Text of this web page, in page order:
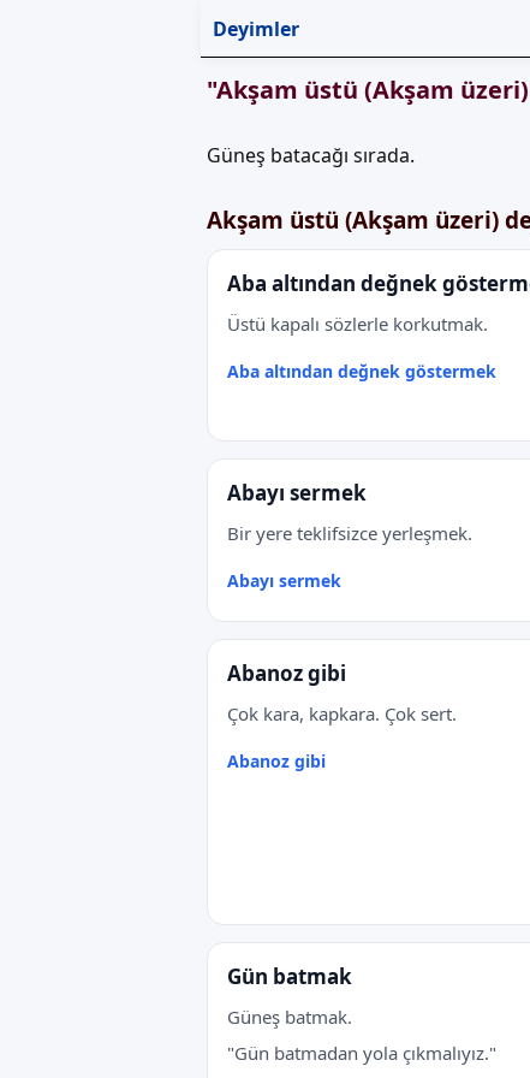
Deyimler
"Akşam üstü (Akşam
Güneş batacağı sırada.
Akşam üstü (Akşam üzeri)
Aba altından değnek
Üstü kapalı sözlerle korkutmak.
Aba altından değnek göstermek
Abayı sermek
Bir yere teklifsizce yerleşmek.
Abayı sermek
Abanoz gibi
Çok kara, kapkara. Çok sert.
Abanoz gibi
Gün batmak
Güneş batmak.
"Gün batmadan yola çıkmalıyız."